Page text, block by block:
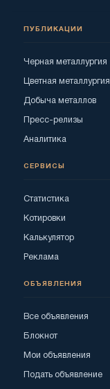
ПУБЛИКАЦИИ
Черная металлургия
Цветная металлургия
Добыча металлов
Пресс-релизы
Аналитика
СЕРВИСЫ
Статистика
Котировки
Калькулятор
Реклама
ОБЪЯВЛЕНИЯ
Все объявления
Блокнот
Мои объявления
Подать объявление